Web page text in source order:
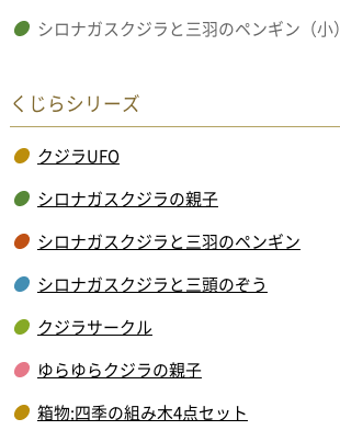
シロナガスクジラと三羽のペンギン（小）
くじらシリーズ
クジラUFO
シロナガスクジラの親子
シロナガスクジラと三羽のペンギン
シロナガスクジラと三頭のぞう
クジラサークル
ゆらゆらクジラの親子
箱物:四季の組み木4点セット